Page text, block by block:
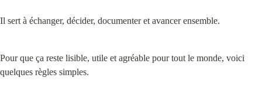
Il sert à échanger, décider, documenter et avancer ensemble.
Pour que ça reste lisible, utile et agréable pour tout le monde, voici
quelques règles simples.